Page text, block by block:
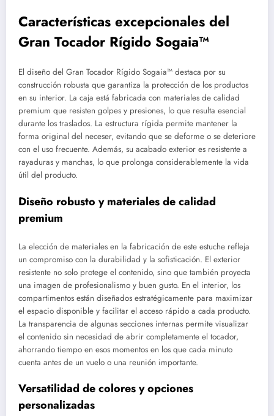
Características excepcionales del
Gran Tocador Rígido Sogaia™
El diseño del Gran Tocador Rígido Sogaia™ destaca por su
construcción robusta que garantiza la protección de los productos
en su interior. La caja está fabricada con materiales de calidad
premium que resisten golpes y presiones, lo que resulta esencial
durante los traslados. La estructura rígida permite mantener la
forma original del neceser, evitando que se deforme o se deteriore
con el uso frecuente. Además, su acabado exterior es resistente a
rayaduras y manchas, lo que prolonga considerablemente la vida
útil del producto.
Diseño robusto y materiales de calidad
premium
La elección de materiales en la fabricación de este estuche refleja
un compromiso con la durabilidad y la sofisticación. El exterior
resistente no solo protege el contenido, sino que también proyecta
una imagen de profesionalismo y buen gusto. En el interior, los
compartimentos están diseñados estratégicamente para maximizar
el espacio disponible y facilitar el acceso rápido a cada producto.
La transparencia de algunas secciones internas permite visualizar
el contenido sin necesidad de abrir completamente el tocador,
ahorrando tiempo en esos momentos en los que cada minuto
cuenta antes de un vuelo o una reunión importante.
Versatilidad de colores y opciones
personalizadas